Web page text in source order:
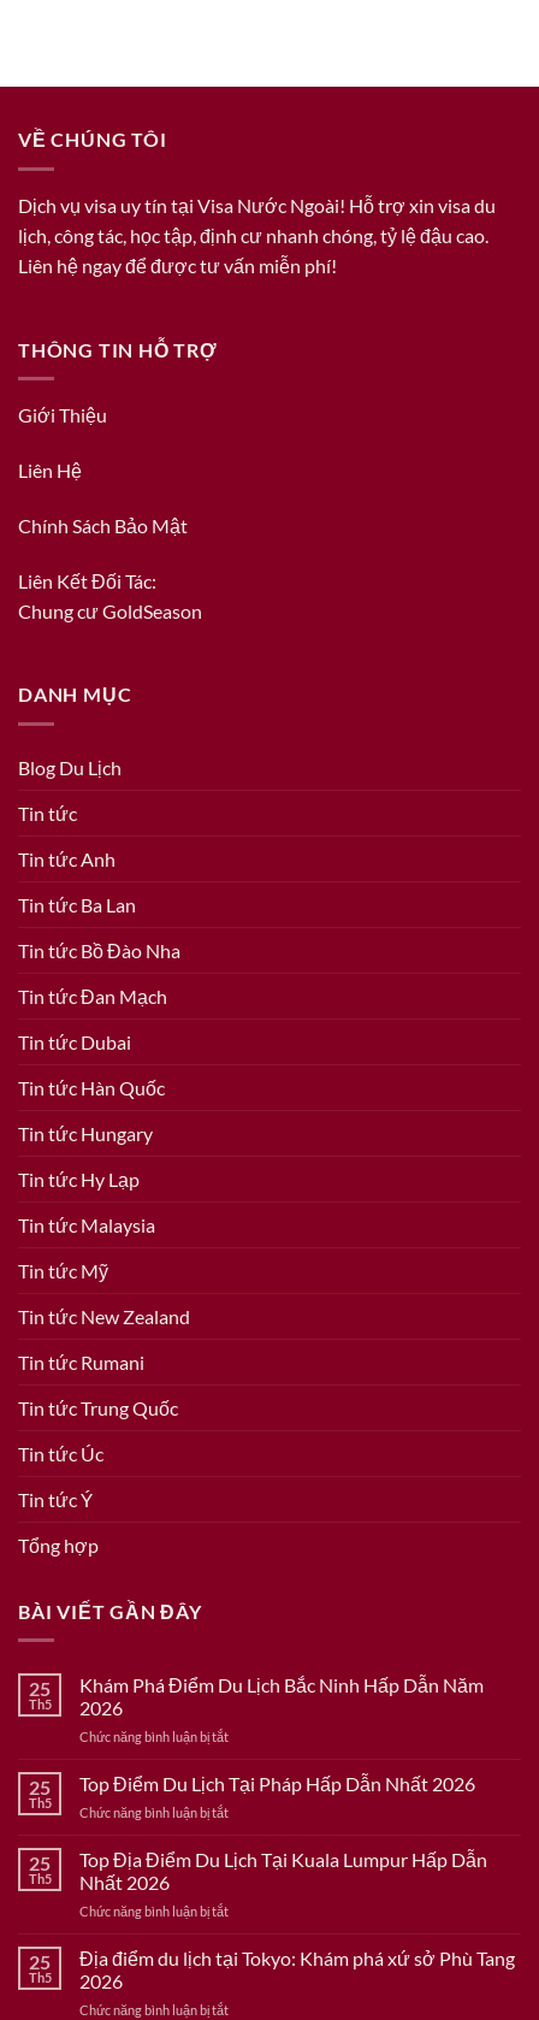
VỀ CHÚNG TÔI
Dịch vụ visa uy tín tại Visa Nước Ngoài! Hỗ trợ xin visa du
lịch, công tác, học tập, định cư nhanh chóng, tỷ lệ đậu cao.
Liên hệ ngay để được tư vấn miễn phí!
THÔNG TIN HỖ TRỢ
Giới Thiệu
Liên Hệ
Chính Sách Bảo Mật
Liên Kết Đối Tác:
Chung cư GoldSeason
DANH MỤC
Blog Du Lịch
Tin tức
Tin tức Anh
Tin tức Ba Lan
Tin tức Bồ Đào Nha
Tin tức Đan Mạch
Tin tức Dubai
Tin tức Hàn Quốc
Tin tức Hungary
Tin tức Hy Lạp
Tin tức Malaysia
Tin tức Mỹ
Tin tức New Zealand
Tin tức Rumani
Tin tức Trung Quốc
Tin tức Úc
Tin tức Ý
Tổng hợp
BÀI VIẾT GẦN ĐÂY
25
Th5
Khám Phá Điểm Du Lịch Bắc Ninh Hấp Dẫn Năm
2026
Chức năng bình luận bị tắtở
Phá
Điểm
Du
Bắc
Dẫn
2026
25
Th5
Top Điểm Du Lịch Tại Pháp Hấp Dẫn Nhất 2026
Chức năng bình luận bị tắtở
Điểm
Du
Tại
Hấp
2026
25
Th5
Top Địa Điểm Du Lịch Tại Kuala Lumpur Hấp Dẫn
Nhất 2026
Chức năng bình luận bị tắtở
Địa
Điểm
Lịch
25
Th5
Địa điểm du lịch tại Tokyo: Khám phá xứ sở Phù Tang
2026
Chức năng bình luận bị tắtở